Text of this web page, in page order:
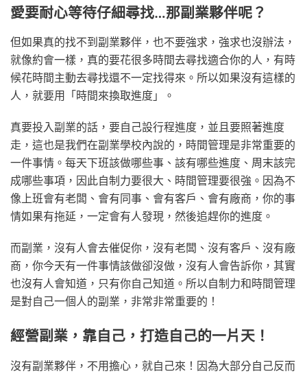
愛要耐心等待仔細尋找…那副業夥伴呢？
但如果真的找不到副業夥伴，也不要強求，強求也沒辦法，
就像約會一樣，真的要花很多時間去尋找適合你的人，有時
候花時間主動去尋找還不一定找得來。所以如果沒有這樣的
人，就要用「時間來換取進度」。
真要投入副業的話，要自己設行程進度，並且要照著進度
走，這也是我們在副業學校內說的，時間管理是非常重要的
一件事情。每天下班該做哪些事、該有哪些進度、周末該完
成哪些事項，因此自制力要很大、時間管理要很強。因為不
像上班會有老闆、會有同事、會有客戶、會有廠商，你的事
情如果有拖延，一定會有人發現，然後追趕你的進度。
而副業，沒有人會去催促你，沒有老闆、沒有客戶、沒有廠
商，你今天有一件事情該做卻沒做，沒有人會告訴你，其實
也沒有人會知道，只有你自己知道。所以自制力和時間管理
是對自己一個人的副業，非常非常重要的！
經營副業，靠自己，打造自己的一片天！
沒有副業夥伴，不用擔心，就自己來！因為大部分自己反而